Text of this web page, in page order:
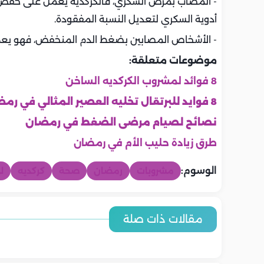
أدوية السكري لتعديل النسبة المفقودة.
- الأشخاص المصابين بضغط الدم المنخفض، فهو
موضوعات متعلقة:
8 فوائد لمشروب الكركديه الساخن
8 فوايد للبرتقال تخليه العصير المثالي في رمضان
نصائح لصيام مرضى الضغط في رمضان
طرق زيادة حليب الأم في رمضان
الوسوم:
مقالات ذات صلة
7 معلومات مهمة عن فيروس
هانتا.. كل ما يجب أن تعرفه لحماية
مخاطر الالتهاب السحائي على
الدماغ.. تأثيرات خطيرة تستدعي
إرشادات
صحة
أعراض فيروس HFMD وكيفية